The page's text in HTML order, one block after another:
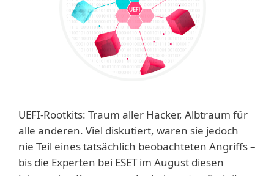
UEFI-Rootkits: Traum aller Hacker, Albtraum für
alle anderen. Viel diskutiert, waren sie jedoch
nie Teil eines tatsächlich beobachteten Angriffs –
bis die Experten bei ESET im August diesen